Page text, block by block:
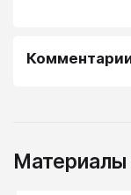
Материалы